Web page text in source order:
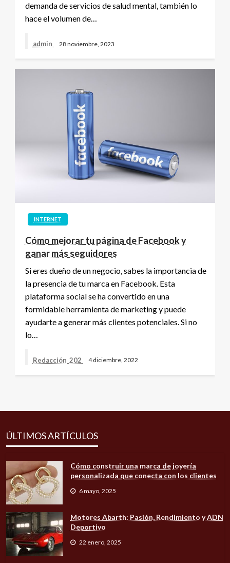
demanda de servicios de salud mental, también lo
hace el volumen de…
admin 28 noviembre, 2023
INTERNET
Cómo mejorar tu página de Facebook y
ganar más seguidores
Si eres dueño de un negocio, sabes la importancia de
la presencia de tu marca en Facebook. Esta
plataforma social se ha convertido en una
formidable herramienta de marketing y puede
ayudarte a generar más clientes potenciales. Si no
lo…
Redacción_202 4 diciembre, 2022
ÚLTIMOS ARTÍCULOS
Cómo construir una marca de joyería
personalizada que conecta con los clientes
6 mayo, 2025
Motores Abarth: Pasión, Rendimiento y ADN
Deportivo
22 enero, 2025